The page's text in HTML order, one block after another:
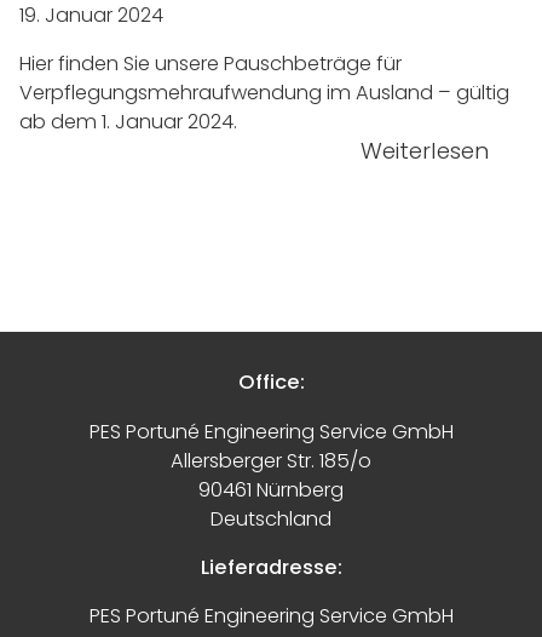
19. Januar 2024
Hier finden Sie unsere Pauschbeträge für
Verpflegungsmehraufwendung im Ausland – gültig
ab dem 1. Januar 2024.
Weiterlesen
Office:
PES Portuné Engineering Service GmbH
Allersberger Str. 185/o
90461 Nürnberg
Deutschland
Lieferadresse:
PES Portuné Engineering Service GmbH